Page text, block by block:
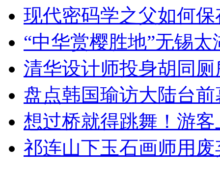
现代密码学之父如何
“中华赏樱胜地”无锡
清华设计师投身胡同
盘点韩国瑜访大陆台
想过桥就得跳舞！游客
祁连山下玉石画师用